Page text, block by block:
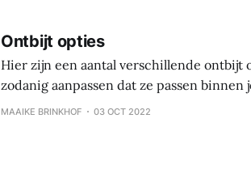
Ontbijt opties
Hier zijn een aantal verschillende ontbijt
zodanig aanpassen dat ze passen
koolhydraten – eiwitten – vet). Als je
MAAIKE BRINKHOF 03 OCT 2022